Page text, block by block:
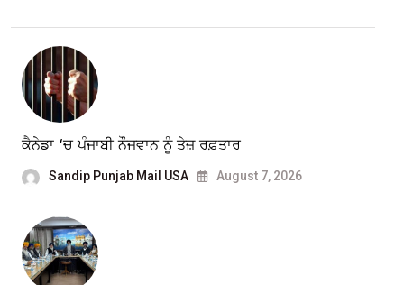
ਕੈਨੇਡਾ ‘ਚ ਪੰਜਾਬੀ ਨੌਜਵਾਨ ਨੂੰ ਤੇਜ਼ ਰਫ਼ਤਾਰ
Sandip Punjab Mail USA August 7, 2026